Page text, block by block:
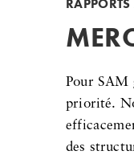
Pour SAM
priorité.
des